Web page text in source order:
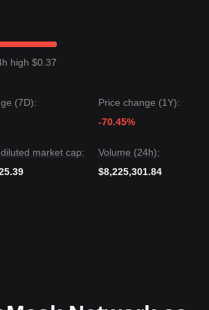
sa
na macro support, ang long-term thesis ng
at horizontal na suporta.
ang Mask Network sa short-term na
high $0.37
(7D):
Price change (1Y):
-70.45%
market cap:
Volume (24h):
$8,225,301.84